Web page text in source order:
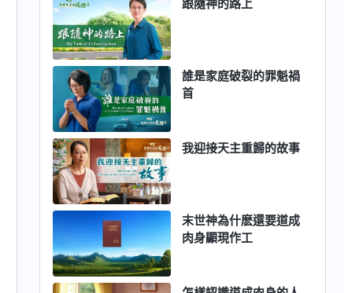
跟隨神的路上
誰是家庭破裂的罪魁禍
首
我迎接天主重歸的故事
末世神為什麽還要道成
肉身顯現作工